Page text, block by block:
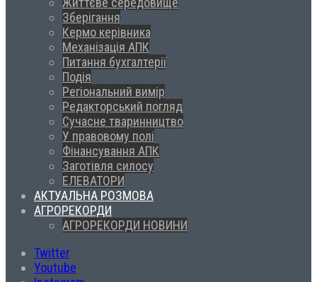
Зберігання
Кермо керівника
Механізація АПК
Питання бухгалтерії
Подія
Регіональний вимір
Редакторський погляд
Сучасне тваринництво
У правовому полі
Фінансування АПК
Заготівля силосу
ЕЛЕВАТОРИ
АКТУАЛЬНА РОЗМОВА
АГРОРЕКОРДИ
АГРОРЕКОРДИ НОВИНИ
Twitter
Youtube